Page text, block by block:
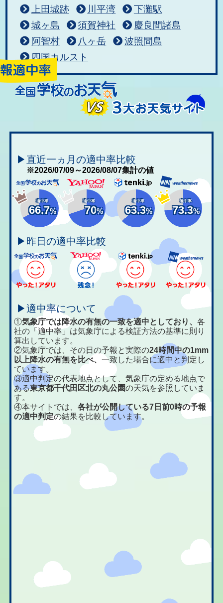
上田城跡
川平湾
下灘駅
城ヶ島
須賀神社
慶良間諸島
阿智村
八ヶ岳
波照間島
四国カルスト
▶直近一ヵ月の適中率比較
※2026/07/09～2026/08/07集計の値
適中率
66.7%
適中率
70%
適中率
63.3%
適中率
73.3%
▶昨日の適中率比較
▶適中率について
①気象庁では降水の有無の一致を適中としており、各
社の「適中率」は気象庁による検証方法の基準に則り
算出しています。
②気象庁では、その日の予報と実際の24時間中の1mm
以上降水の有無を比べ、一致した場合に適中と判定し
ています。
③適中判定の代表地点として、気象庁の定める地点で
ある東京都千代田区北の丸公園の天気を参照していま
す。
④本サイトでは、各社が公開している7日前0時の予報
の適中判定の結果を比較しています。